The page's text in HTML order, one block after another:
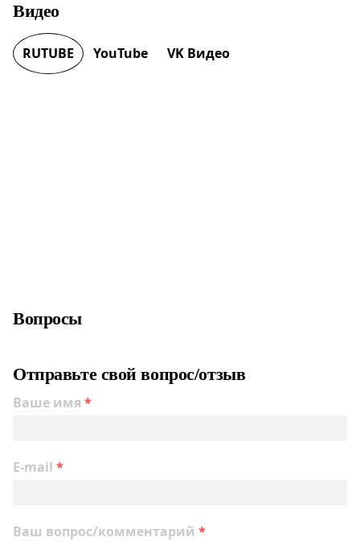
Видео
RUTUBE YouTube VK Видео
Вопросы
Отправьте свой вопрос/отзыв
Ваше имя *
E-mail *
Ваш вопрос/комментарий *